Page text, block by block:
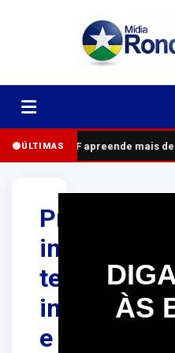
ÚLTIMASPRF apreende mais
Previsão
indica
tempo
instável
e
ÀS